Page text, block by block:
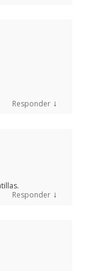
Responder ↓
Responder ↓